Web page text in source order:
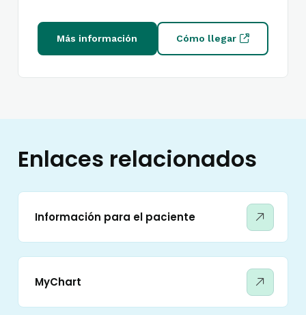
Más información Cómo llegar
Enlaces relacionados
Información para el paciente
MyChart